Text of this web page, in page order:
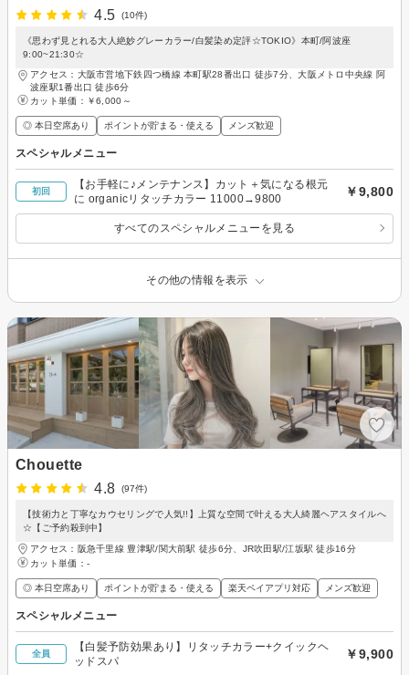
4.5
(10件)
《思わず見とれる大人絶妙グレーカラー/白髪染め定評☆TOKIO》本町/阿波座
9:00~21:30☆
アクセス：大阪市営地下鉄四つ橋線 本町駅28番出口 徒歩7分、大阪メトロ中央線 阿
波座駅1番出口 徒歩6分
カット単価： ￥6,000～
◎ 本日空席あり ポイントが貯まる・使える メンズ歓迎
スペシャルメニュー
初回
【お手軽に♪メンテナンス】カット＋気になる根元
に organicリタッチカラー 11000→9800
￥9,800
すべてのスペシャルメニューを見る
その他の情報を表示
Chouette
4.8
(97件)
【技術力と丁寧なカウセリングで人気!!】上質な空間で叶える大人綺麗ヘアスタイルへ
☆【ご予約殺到中】
アクセス：阪急千里線 豊津駅/関大前駅 徒歩6分、JR吹田駅/江坂駅 徒歩16分
カット単価： -
◎ 本日空席あり ポイントが貯まる・使える 楽天ペイアプリ対応 メンズ歓迎
スペシャルメニュー
全員
【白髪予防効果あり】リタッチカラー+クイックヘ
ッドスパ
￥9,900